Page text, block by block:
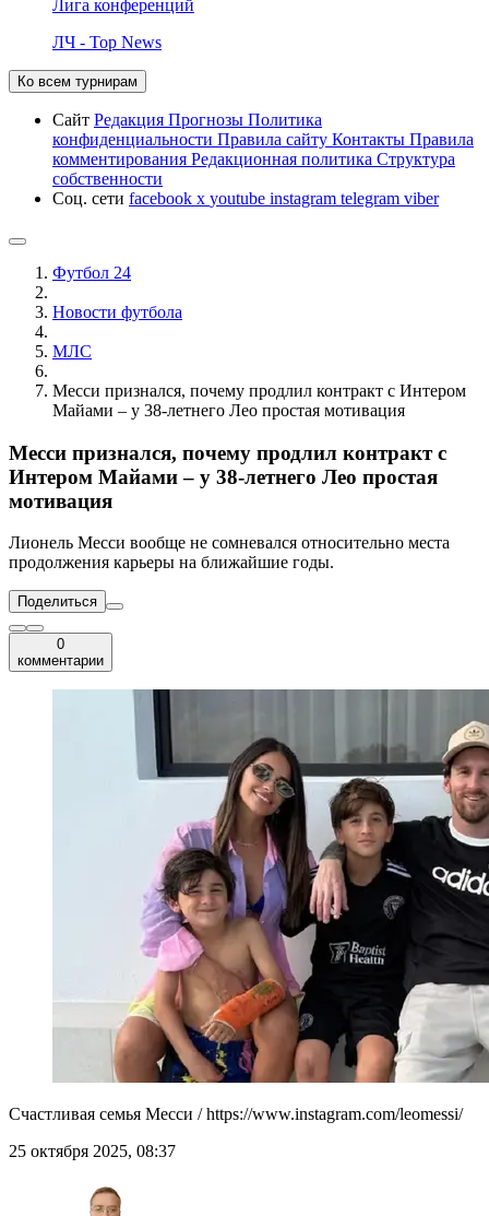
Лига конференций
ЛЧ - Top News
Ко всем турнирам
Сайт Редакция Прогнозы Политика
конфиденциальности Правила сайту Контакты Правила
комментирования Редакционная политика Структура
собственности
Соц. сети facebook x youtube instagram telegram viber
Футбол 24
Новости футбола
МЛС
Месси признался, почему продлил контракт с Интером
Майами – у 38-летнего Лео простая мотивация
Месси признался, почему продлил контракт с
Интером Майами – у 38-летнего Лео простая
мотивация
Лионель Месси вообще не сомневался относительно места
продолжения карьеры на ближайшие годы.
Поделиться
0
комментарии
Счастливая семья Месси / https://www.instagram.com/leomessi/
25 октября 2025, 08:37